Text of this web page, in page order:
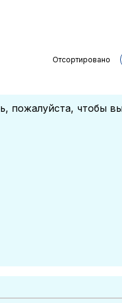
Отсортировано
пожалуйста, чтобы